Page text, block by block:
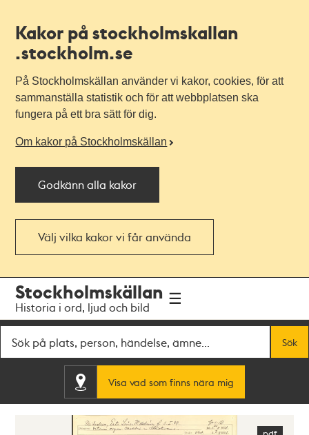
Kakor på stockholmskallan
.stockholm.se
På Stockholmskällan använder vi kakor, cookies, för att
sammanställa statistik och för att webbplatsen ska
fungera på ett bra sätt för dig.
Om kakor på Stockholmskällan
Godkänn alla kakor
Välj vilka kakor vi får använda
navigationen
huvudinnehållet
Stockholmskällan
Historia i ord, ljud och bild
Sök
Visa vad som finns nära mig